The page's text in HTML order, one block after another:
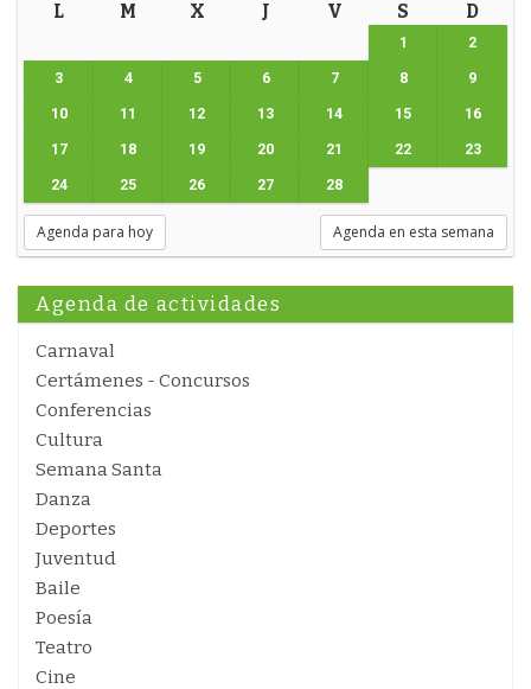
L M X J V S D
1 2
3 4 5 6 7 8 9
10 11 12 13 14 15 16
17 18 19 20 21 22 23
24 25 26 27 28
Agenda para hoy Agenda en esta semana
Agenda de actividades
Carnaval
Certámenes - Concursos
Conferencias
Cultura
Semana Santa
Danza
Deportes
Juventud
Baile
Poesía
Teatro
Cine